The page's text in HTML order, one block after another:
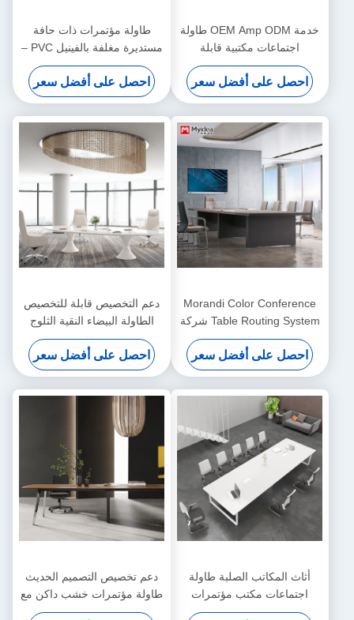
خدمة OEM Amp ODM طاولة
اجتماعات مكتبية قابلة
للتخصيص
احصل على أفضل سعر
طاولة مؤتمرات ذات حافة
مستديرة مغلفة بالفينيل PVC –
سطح مطلي لامع لغرف
اجتماعات المكاتب
احصل على أفضل سعر
Morandi Color Conference
Table Routing System شركة
مكتب غرفة الاجتماعات مكتب
الاستقبال ومجموعة من
الكراسي
احصل على أفضل سعر
دعم التخصيص قابلة للتخصيص
الطاولة البيضاء النقية الثلوج
جبل أبيض في 36 خيارات اللون
W3200 * D1600 * H750
احصل على أفضل سعر
أثاث المكاتب الصلبة طاولة
اجتماعات مكتب مؤتمرات
حديث دعم تخصيص
دعم تخصيص التصميم الحديث
طاولة مؤتمرات خشب داكن مع
أرجل فولاذية مطاطية باردة